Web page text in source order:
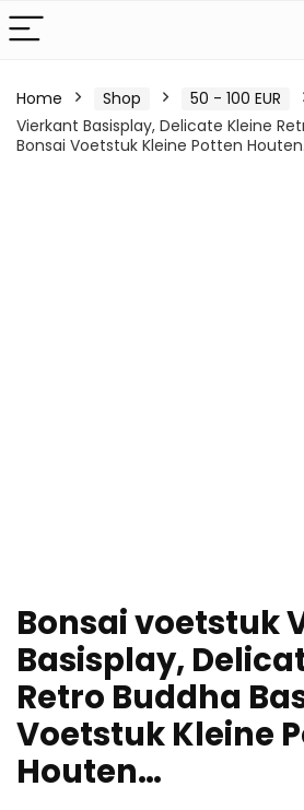
Home Shop 50 - 100 EUR
Vierkant Basisplay, Delicate Kleine
Bonsai Voetstuk Kleine Potten
Bonsai voetstuk
Basisplay,
Retro Buddha
Voetstuk Kleine
Houten…